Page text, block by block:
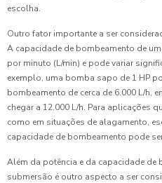
escolha.
Outro fator importante a ser
A capacidade de bombeamento de
por minuto (L/min) e pode variar
exemplo, uma bomba sapo de 1 HP
bombeamento de cerca de 6.000 L/h,
chegar a 12.000 L/h. Para aplicações
como em situações de alagamento,
capacidade de bombeamento pode
Além da potência e da capacidade
submersão é outro aspecto a ser